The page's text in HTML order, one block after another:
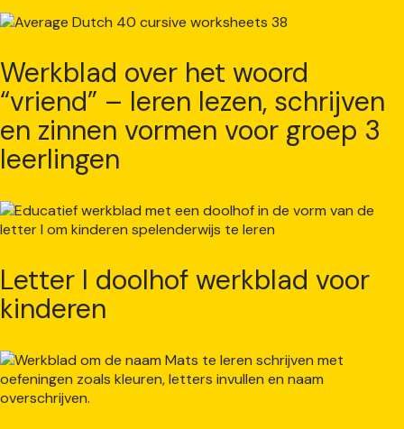
Werkblad over het woord
“vriend” – leren lezen, schrijven
en zinnen vormen voor groep 3
leerlingen
Letter I doolhof werkblad voor
kinderen